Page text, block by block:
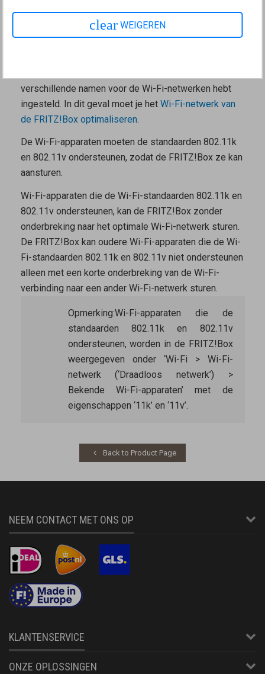
In de fabrieksinstellingen van de FRITZ!Box is band
steering al ingeschakeld. In hetMesh-netwerk van
verschillende namen voor de Wi-Fi-netwerken hebt
ingesteld. In dit geval moet je het Wi-Fi-netwerk van
de FRITZ!Box optimaliseren
De Wi-Fi-apparaten moeten de standaarden 802.11k
en 802.11v ondersteunen, zodat de FRITZ!Box ze kan
aansturen.
Wi-Fi-apparaten die de Wi-Fi-standaarden 802.11k en
802.11v ondersteunen, kan de FRITZ!Box zonder
onderbreking naar het optimale Wi-Fi-netwerk sturen.
De FRITZ!Box kan oudere Wi-Fi-apparaten die de Wi-
Fi-standaarden 802.11k en 802.11v niet ondersteunen
alleen met een korte onderbreking van de Wi-Fi-
verbinding naar een ander Wi-Fi-netwerk sturen.
Opmerking:Wi-Fi-apparaten die de
standaarden 802.11k en 802.11v
ondersteunen, worden in de FRITZ!Box
weergegeven onder ‘Wi-Fi > Wi-Fi-
netwerk (‘Draadloos netwerk’) >
Bekende Wi-Fi-apparaten’ met de
eigenschappen ‘11k’ en ‘11v’.
Back to Product Page
NEEM CONTACT MET ONS OP
KLANTENSERVICE
ONZE OPLOSSINGEN
clear WEIGEREN